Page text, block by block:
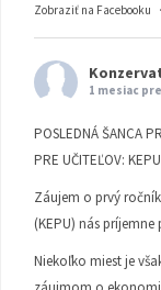
Zobraziť na Facebooku ·
1 mesiac
POSLEDNÁ ŠANCA
PRE UČITEĽOV:
Záujem o prvý
(KEPU) nás príjemne
Niekoľko miest je